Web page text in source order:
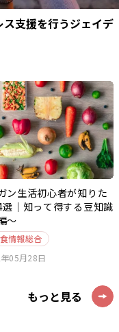
支援を行うジェイデ
ン生活初心者が知りた
選｜知って得する豆知識
～
情報総合
05月28日
もっと見る